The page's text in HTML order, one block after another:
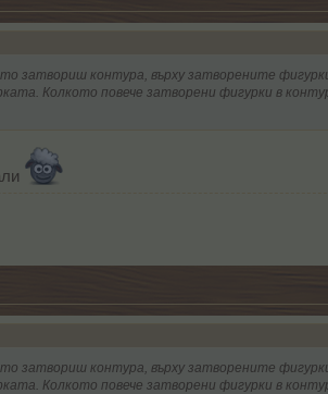
затвориш контура, върху затворените
Колкото повече затворени фигурки в
затвориш контура, върху затворените
Колкото повече затворени фигурки в